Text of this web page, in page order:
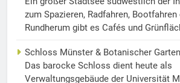
zum Spazieren, Radfahren,
Rundherum gibt es Cafés und
Schloss Münster & Botanischer Garten
Das barocke Schloss dient heute als
Verwaltungsgebäude der Universität